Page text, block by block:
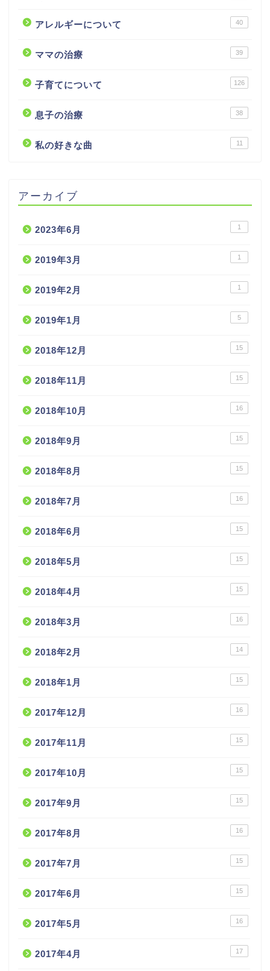
アレルギーについて 40
ママの治療 39
子育てについて 126
息子の治療 38
私の好きな曲 11
アーカイブ
2023年6月 1
2019年3月 1
2019年2月 1
2019年1月 5
2018年12月 15
2018年11月 15
2018年10月 16
2018年9月 15
2018年8月 15
2018年7月 16
2018年6月 15
2018年5月 15
2018年4月 15
2018年3月 16
2018年2月 14
2018年1月 15
2017年12月 16
2017年11月 15
2017年10月 15
2017年9月 15
2017年8月 16
2017年7月 15
2017年6月 15
2017年5月 16
2017年4月 17